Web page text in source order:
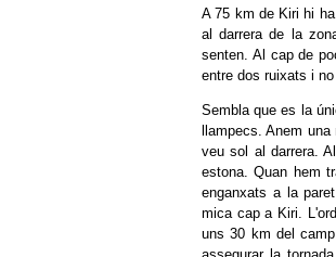
A 75 km de Kiri hi
al darrera de la
senten. Al cap de
entre dos ruixats i
Sembla que es la
llampecs. Anem
veu sol al darrera.
estona. Quan hem
enganxats a la
mica cap a Kiri.
uns 30 km del